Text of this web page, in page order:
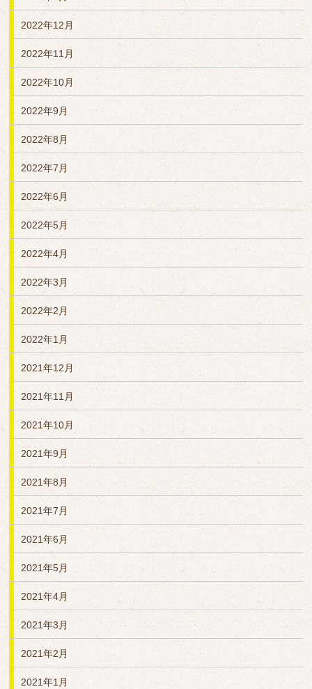
2022年12月
2022年11月
2022年10月
2022年9月
2022年8月
2022年7月
2022年6月
2022年5月
2022年4月
2022年3月
2022年2月
2022年1月
2021年12月
2021年11月
2021年10月
2021年9月
2021年8月
2021年7月
2021年6月
2021年5月
2021年4月
2021年3月
2021年2月
2021年1月